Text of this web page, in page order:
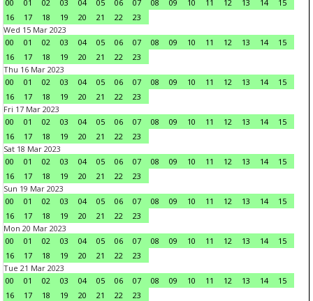
00 01 02 03 04 05 06 07 08 09 10 11 12 13 14
15
16
17 18 19 20 21 22
23
Wed 15 Mar 2023
00
01 02 03 04 05 06 07 08 09 10 11 12 13 14
15
16
17 18 19 20 21 22
23
Thu 16 Mar 2023
00
01 02 03 04 05 06 07 08 09 10 11 12 13 14
15
16
17 18 19 20 21 22
23
Fri 17 Mar 2023
00
01 02 03 04 05 06 07 08 09 10 11 12 13 14
15
16
17 18 19 20 21 22
23
Sat 18 Mar 2023
00
01 02 03 04 05 06 07 08 09 10 11 12 13 14
15
16
17 18 19 20 21 22
23
Sun 19 Mar 2023
00
01 02 03 04 05 06 07 08 09 10 11 12 13 14
15
16
17 18 19 20 21 22
23
Mon 20 Mar 2023
00
01 02 03 04 05 06 07 08 09 10 11 12 13 14
15
16
17 18 19 20 21 22
23
Tue 21 Mar 2023
00
01 02 03 04 05 06 07 08 09 10 11 12 13 14
15
16
17 18 19 20 21 22
23